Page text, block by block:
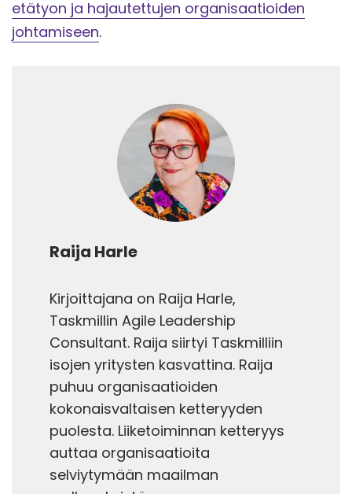
etätyon ja hajautettujen organisaatioiden
johtamiseen.
Raija Harle
Kirjoittajana on Raija Harle,
Taskmillin Agile Leadership
Consultant. Raija siirtyi Taskmilliin
isojen yritysten kasvattina. Raija
puhuu organisaatioiden
kokonaisvaltaisen ketteryyden
puolesta. Liiketoiminnan ketteryys
auttaa organisaatioita
selviytymään maailman